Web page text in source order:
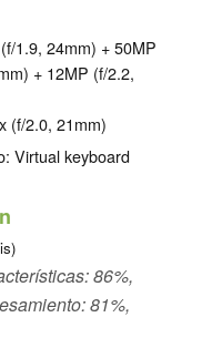
1.9, 24mm) + 50MP
+ 12MP (f/2.2,
(f/2.0, 21mm)
Virtual keyboard
86%,
81%,